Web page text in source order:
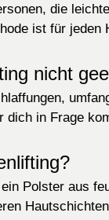
die
ist für jeden
nicht
dich in Frage
Polster aus